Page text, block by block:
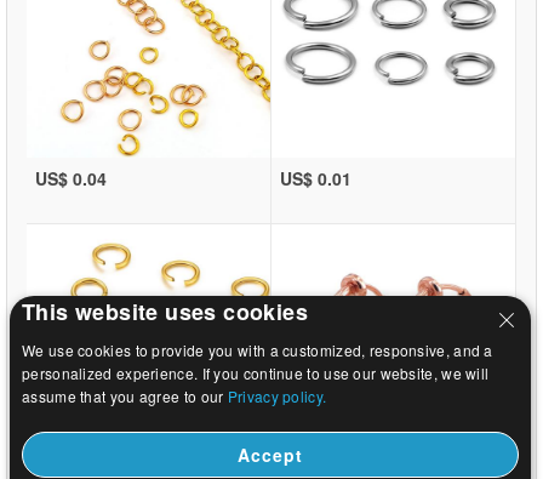
US$ 0.04 US$ 0.01
US$ 0.01 US$ 0.29
This website uses cookies
We use cookies to provide you with a customized, responsive, and a
personalized experience. If you continue to use our website, we will
assume that you agree to our Privacy policy.
Accept